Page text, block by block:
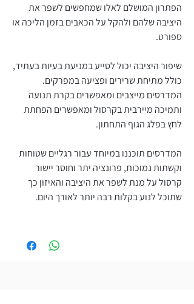
הפתרון המושלם לאלו שמחפשים לשפר את
היציבה שלהם ולהקל על הכאבים בזמן הליכה או
ספורט.
שיפור היציבה יכול לסייע במניעת בעיות בעתיד,
כולל מתיחת שרירים ופציעה במפרקים.
המדרסים מייצבים ומאפשרים בקרת תנועה
ותמיכה מיירבית בקרסול ומאפשרים הפחתת
לחץ בפלג הגוף התחתון.
המדרסים תוכננו במיוחד עבור רגליים שטוחות
וקשתות נמוכות, פרונציה יתר וחוסר יישור
קרסול על מנת לשפר את היציבה והאיזון כך
שתוכל לנוע בקלות רבה יותר לאורך היום.